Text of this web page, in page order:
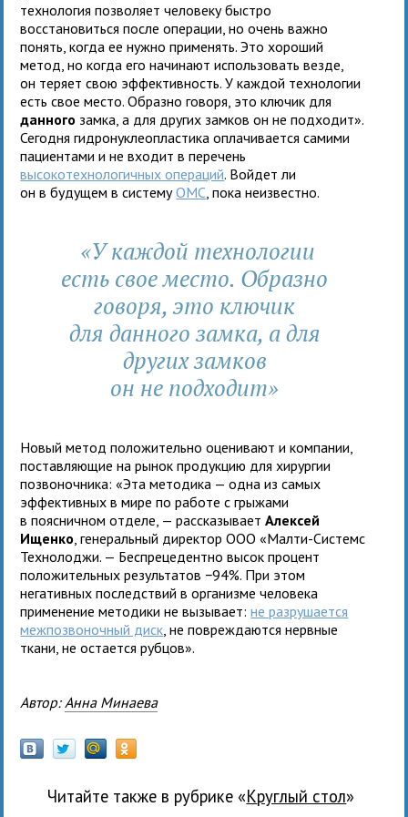
технология позволяет человеку быстро
восстановиться после операции, но очень важно
понять, когда ее нужно применять. Это хороший
метод, но когда его начинают использовать везде,
он теряет свою эффективность. У каждой технологии
есть свое место. Образно говоря, это ключик для
данного замка, а для других замков он не подходит».
Сегодня гидронуклеопластика оплачивается самими
пациентами и не входит в перечень
высокотехнологичных операций. Войдет ли
он в будущем в системуОМС , пока неизвестно.
«У каждой технологии
есть свое место. Образно
говоря, это ключик
для данного замка, а для
других замков
он не подходит»
Новый метод положительно оценивают и компании,
поставляющие на рынок продукцию для хирургии
позвоночника: «Эта методика — одна из самых
эффективных в мире по работе с грыжами
в поясничном отделе, — рассказываетАлексей
Ищенко , генеральный директор ООО «Малти-Системс
Технолоджи. — Беспрецедентно высок процент
положительных результатов −94%. При этом
негативных последствий в организме человека
применение методики не вызывает:не разрушается
межпозвоночный диск , не повреждаются нервные
ткани, не остается рубцов».
Автор: Анна Минаева
Читайте также в рубрике « Круглый стол»